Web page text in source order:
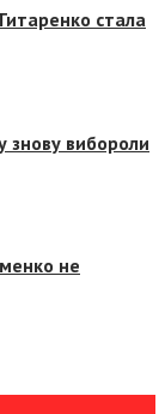
стала
знову вибороли
не